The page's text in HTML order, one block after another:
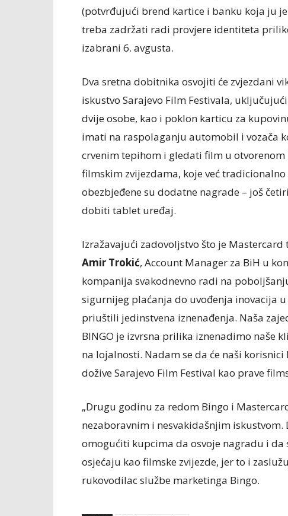
(potvrđujući brend kartice i banku koja ju
treba zadržati radi provjere identiteta
izabrani 6. avgusta.
Dva sretna dobitnika osvojiti će zvjezdani
iskustvo Sarajevo Film Festivala,
dvije osobe, kao i poklon karticu za
imati na raspolaganju automobil i vozača
crvenim tepihom i gledati film u otvorenom
filmskim zvijezdama, koje već
obezbjeđene su dodatne nagrade – još
dobiti tablet uređaj.
Izražavajući zadovoljstvo što je
Amir Trokić, Account Manager za BiH u
kompanija svakodnevno radi na
sigurnijeg plaćanja do uvođenja inovacija
priuštili jedinstvena iznenađenja. Naša
BINGO je izvrsna prilika iznenadimo naše
na lojalnosti. Nadam se da će naši
dožive Sarajevo Film Festival kao prave
„Drugu godinu za redom Bingo i
nezaboravnim i nesvakidašnjim
omogućiti kupcima da osvoje nagradu i
osjećaju kao filmske zvijezde, jer to i
rukovodilac službe marketinga Bingo.